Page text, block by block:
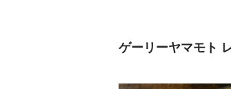
ゲーリーヤマモト